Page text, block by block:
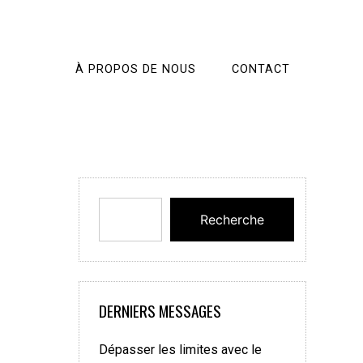
À PROPOS DE NOUS CONTACT
Recherche
DERNIERS MESSAGES
Dépasser les limites avec le